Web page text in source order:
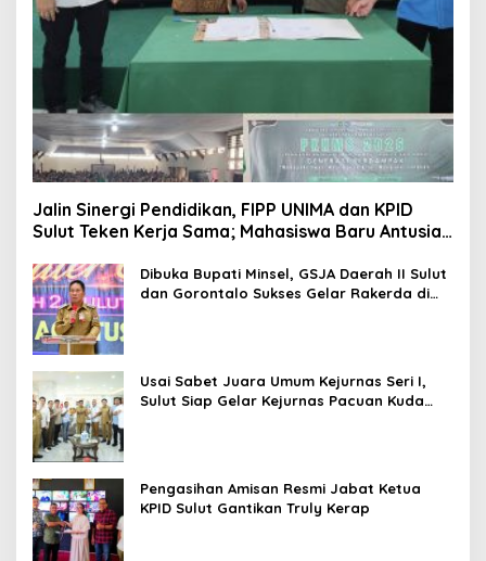
Jalin Sinergi Pendidikan, FIPP UNIMA dan KPID
Sulut Teken Kerja Sama; Mahasiswa Baru Antusias
Dibuka Bupati Minsel, GSJA Daerah II Sulut
dan Gorontalo Sukses Gelar Rakerda di
Usai Sabet Juara Umum Kejurnas Seri I,
Sulut Siap Gelar Kejurnas Pacuan Kuda
Pengasihan Amisan Resmi Jabat Ketua
KPID Sulut Gantikan Truly Kerap